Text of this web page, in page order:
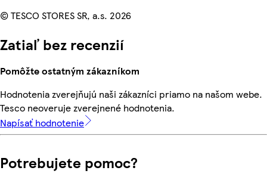
© TESCO STORES SR, a.s. 2026
Zatiaľ bez recenzií
Pomôžte ostatným zákazníkom
Hodnotenia zverejňujú naši zákazníci priamo na našom webe.
Tesco neoveruje zverejnené hodnotenia.
Napísať hodnotenie
Potrebujete pomoc?